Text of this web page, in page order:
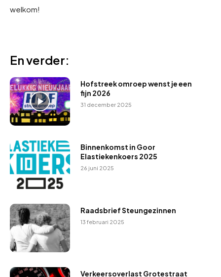
welkom!
En verder:
Hofstreek omroep wenst je een
fijn 2026
31 december 2025
Binnenkomst in Goor
Elastiekenkoers 2025
26 juni 2025
Raadsbrief Steungezinnen
13 februari 2025
Verkeersoverlast Grotestraat